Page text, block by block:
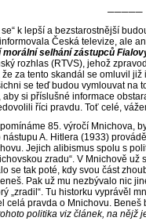
─────
se“ k lepší a bezstarostnější
Česká televize, ale
morální selhání zástupců
rozhlas (RTVS), jehož
za tento skandál se omluvil
se teď budou vymlouvat na
aby si příslušné informace
říci pravdu. Toť celé,
85. výročí Mnichova,
A. Hitlera (1933)
Jejich alibismus spolu s
zradu“. V Mnichově už
se tak poté, kdy svou část
Pak už mu nezbývalo nic
„zradil“. Tu historku vyprávěl
celá pravda o Mnichovu.
politika viz článek, na nějž